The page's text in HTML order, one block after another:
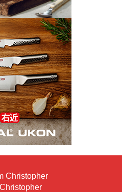
Christopher